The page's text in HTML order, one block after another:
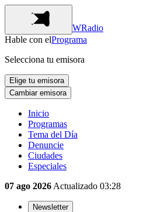
WRadio
Hable con elPrograma
Selecciona tu emisora
Elige tu emisora
Cambiar emisora
Inicio
Programas
Tema del Día
Denuncie
Ciudades
Especiales
07 ago 2026 Actualizado 03:28
Newsletter